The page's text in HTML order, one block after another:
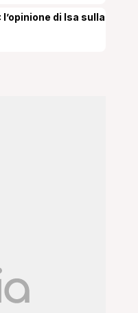
di Isa sulla